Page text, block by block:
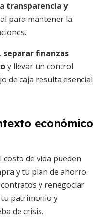
transparencia y
para mantener la
separar finanzas
y llevar un control
de caja resulta esencial
económico
costo de vida pueden
y tu plan de ahorro.
y renegociar
patrimonio y
de crisis.